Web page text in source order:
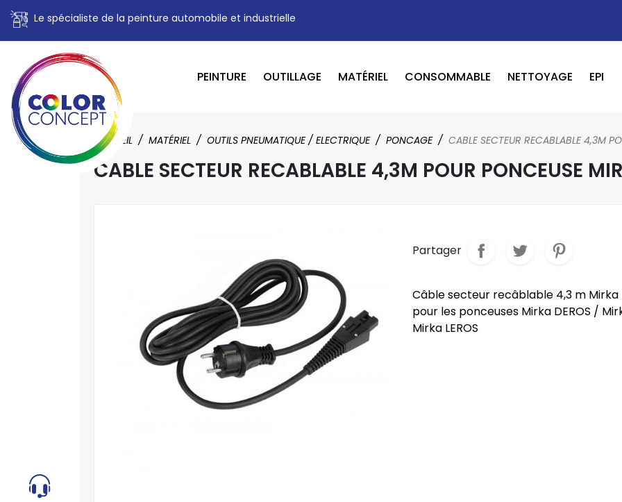
Le spécialiste de la peinture automobile et industrielle
PEINTURE OUTILLAGE MATÉRIEL CONSOMMABLE NETTOYAGE EPI
ACCUEIL MATÉRIEL OUTILS PNEUMATIQUE / ELECTRIQUE PONCAGE CABLE SECTEUR RECABLABLE 4,3M
CABLE SECTEUR RECABLABLE 4,3M POUR PONCEUSE
Partager
Câble secteur recâblable 4,3 m Mirka
pour les ponceuses Mirka DEROS /
Mirka LEROS